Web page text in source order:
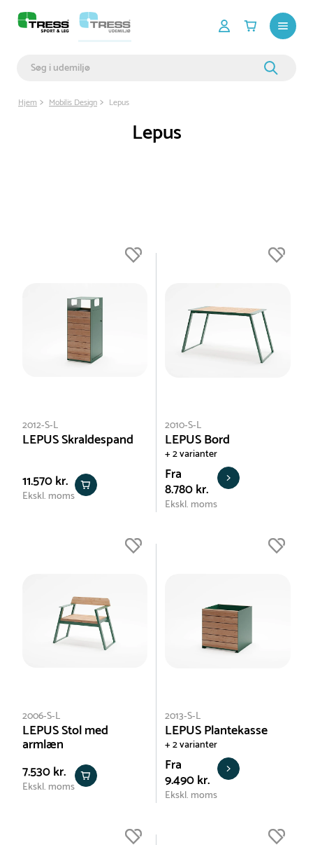
Hjem Mobilis Design Lepus
Lepus
2012-S-L
LEPUS Skraldespand
11.570 kr.
Ekskl. moms
2010-S-L
LEPUS Bord
+ 2 varianter
Fra
8.780 kr.
Ekskl. moms
2006-S-L
LEPUS Stol med
armlæn
7.530 kr.
Ekskl. moms
2013-S-L
LEPUS Plantekasse
+ 2 varianter
Fra
9.490 kr.
Ekskl. moms